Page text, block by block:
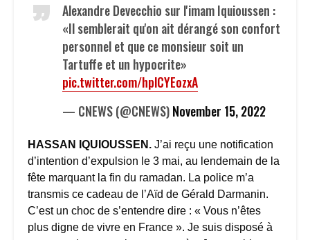
Alexandre Devecchio sur l'imam Iquioussen :
«Il semblerait qu'on ait dérangé son confort
personnel et que ce monsieur soit un
Tartuffe et un hypocrite»
pic.twitter.com/hplCYEozxA
— CNEWS (@CNEWS)November 15, 2022
HASSAN IQUIOUSSEN. J’ai reçu une notification
d’intention d’expulsion le 3 mai, au lendemain de la
fête marquant la fin du ramadan. La police m’a
transmis ce cadeau de l’Aïd de Gérald Darmanin.
C’est un choc de s’entendre dire : « Vous n’êtes
plus digne de vivre en France ». Je suis disposé à